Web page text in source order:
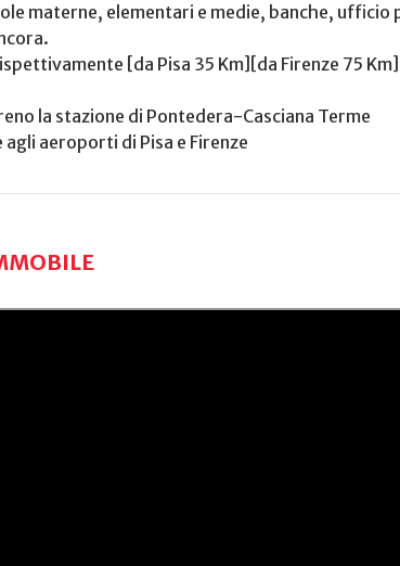
materne, elementari e medie, banche, ufficio
[da Pisa 35 Km][da Firenze 75
la stazione di Pontedera-Casciana Terme
aeroporti di Pisa e Firenze